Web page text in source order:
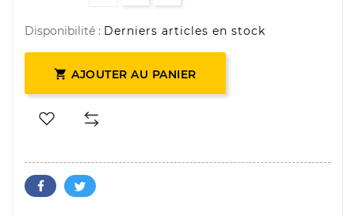
Disponibilité : Derniers articles en stock
 AJOUTER AU PANIER